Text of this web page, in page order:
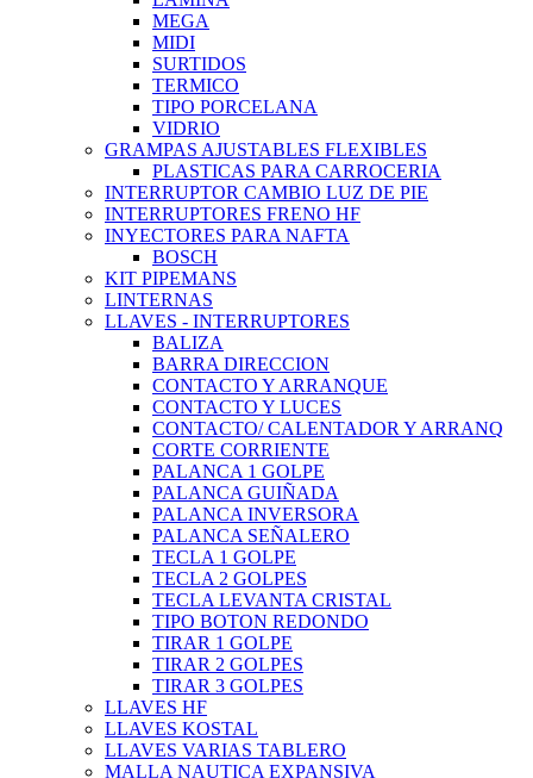
MEGA
MIDI
SURTIDOS
TERMICO
TIPO PORCELANA
VIDRIO
GRAMPAS AJUSTABLES FLEXIBLES
PLASTICAS PARA CARROCERIA
INTERRUPTOR CAMBIO LUZ DE PIE
INTERRUPTORES FRENO HF
INYECTORES PARA NAFTA
BOSCH
KIT PIPEMANS
LINTERNAS
LLAVES - INTERRUPTORES
BALIZA
BARRA DIRECCION
CONTACTO Y ARRANQUE
CONTACTO Y LUCES
CONTACTO/ CALENTADOR Y ARRANQ
CORTE CORRIENTE
PALANCA 1 GOLPE
PALANCA GUIÑADA
PALANCA INVERSORA
PALANCA SEÑALERO
TECLA 1 GOLPE
TECLA 2 GOLPES
TECLA LEVANTA CRISTAL
TIPO BOTON REDONDO
TIRAR 1 GOLPE
TIRAR 2 GOLPES
TIRAR 3 GOLPES
LLAVES HF
LLAVES KOSTAL
LLAVES VARIAS TABLERO
MALLA NAUTICA EXPANSIVA